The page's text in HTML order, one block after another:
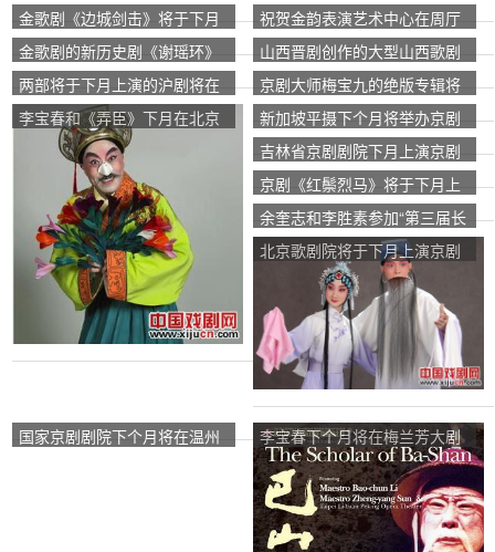
并排练的大型话剧《非凡的母
亲》将于下月在中国鞠萍剧院
上演。
在全省巡回演出
金歌剧《边城剑击》将于下月
赴北京演出
祝贺金韵表演艺术中心在周厅
的成功演出
金歌剧的新历史剧《谢瑶环》
将于下月上演。
山西晋剧创作的大型山西歌剧
《党的女儿》将于下月在少年
宫表演艺术中心首映。
两部将于下月上演的沪剧将在
上海逸夫舞台上排练。
京剧大师梅宝九的绝版专辑将
于下月上市。
李宝春和《弄臣》下月在北京
新加坡平摄下个月将举办京剧
之夜——京剧的一场特别演出
吉林省京剧剧院下月上演京剧
《孙安活版》
京剧《红鬃烈马》将于下月上
演。
余奎志和李胜素参加“第三届长
三角著名戏剧月迎接世博会”
北京歌剧院将于下月上演京剧
《浮生六记》
国家京剧剧院下个月将在温州
李宝春下个月将在梅兰芳大剧
院表演京剧《巴山书生》。